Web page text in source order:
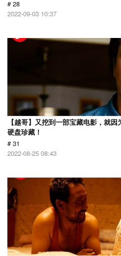
# 28
2022-09-03 10:37
【越哥】又挖到一部宝藏电影，就
硬盘珍藏！
# 31
2022-08-25 08:43